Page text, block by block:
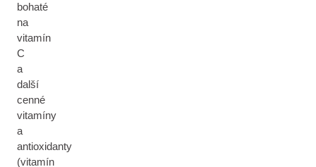
bohaté
na
vitamín
C
a
další
cenné
vitamíny
a
antioxidanty
(vitamín